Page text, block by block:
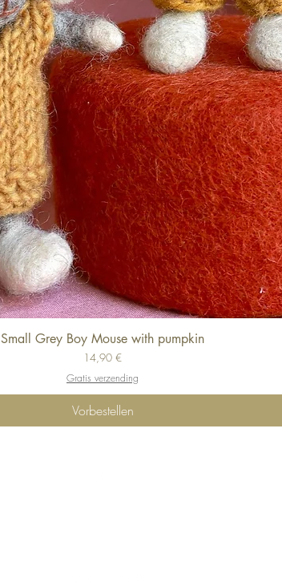
Schnellansicht
Small Grey Boy Mouse with pumpkin
Preis
14,90 €
Gratis verzending
Vorbestellen